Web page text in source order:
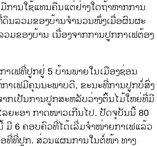
ການໃຊ້ແທນຄືນແຕ່ຢ່າງໃດຖ້າຫາກການ
ນລວມຂອງບ້ານຈໍານວນໜຶ່ງເມື່ອຜົນຜະ
ມຂອງບ້ານ ເນື່ອງຈາກການປູກກາເຟຕ້ອງ
າເຟທີ່ປູກຢູ່ 5 ບ້ານພາຍໃນເມືອງຊ່ອນ
ກາເຟມີຄຸນນະພາບດີ, ຂະນະທີ່ການປູກບໍ່ສົ່ງ
ກເປັນການປູກສະຫລັບວ່າງຕົ້ນໄມ້ໃຫຍ່ທີ່ມີ
ຍະອາ ກາດໜາວເກີນໄປ. ປັດຈຸບັນນີ້ 80
ມີ 6 ຄອບຄົວທີ່ໄດ້ເລີ່ມຈໍາໜ່າຍກາເຟແລ້ວ
ອທີ່ທີ່ປູກ. ສ່ວນແຜນການໃນຕໍ່ໜ້າ ທາງ